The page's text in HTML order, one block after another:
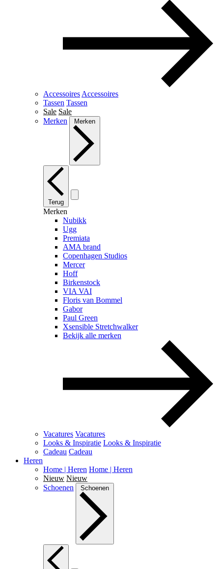
Accessoires Accessoires
Tassen Tassen
Sale Sale
Merken
Merken
Terug
Merken
Nubikk
Ugg
Premiata
AMA brand
Copenhagen Studios
Mercer
Hoff
Birkenstock
VIA VAI
Floris van Bommel
Gabor
Paul Green
Xsensible Stretchwalker
Bekijk alle merken
Vacatures Vacatures
Looks & Inspiratie Looks & Inspiratie
Cadeau Cadeau
Heren
Home | Heren Home | Heren
Nieuw Nieuw
Schoenen
Schoenen